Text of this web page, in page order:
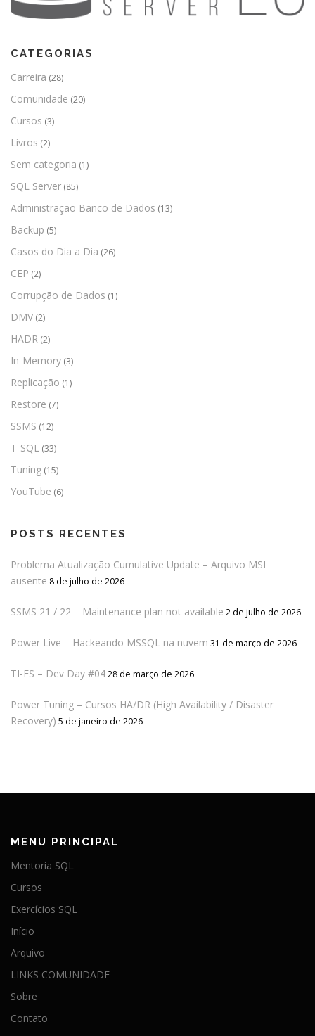
CATEGORIAS
Carreira (28)
Comunidade (20)
Cursos (3)
Livros (2)
Sem categoria (1)
SQL Server (85)
Administração Banco de Dados (13)
Backup (5)
Casos do Dia a Dia (26)
CEP (2)
Corrupção de Dados (1)
DMV (2)
HADR (2)
In-Memory (3)
Replicação (1)
Restore (7)
SSMS (12)
T-SQL (33)
Tuning (15)
YouTube (6)
POSTS RECENTES
Problema Atualização Cumulative Update – Arquivo MSI
ausente 8 de julho de 2026
SSMS 21 / 22 – Maintenance plan not available 2 de julho de 2026
Power Live – Hackeando MSSQL na nuvem 31 de março de 2026
TI-ES – Dev Day #0428 de março de 2026
Power Tuning – Cursos HA/DR (High Availability / Disaster
Recovery) 5 de janeiro de 2026
MENU PRINCIPAL
Mentoria SQL
Cursos
Exercícios SQL
Início
Arquivo
LINKS COMUNIDADE
Sobre
Contato